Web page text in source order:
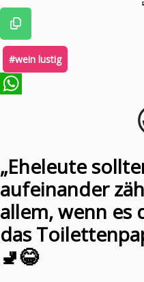
#wein lustig
„Eheleute
aufeinander
allem, wenn es
das
🚽😂